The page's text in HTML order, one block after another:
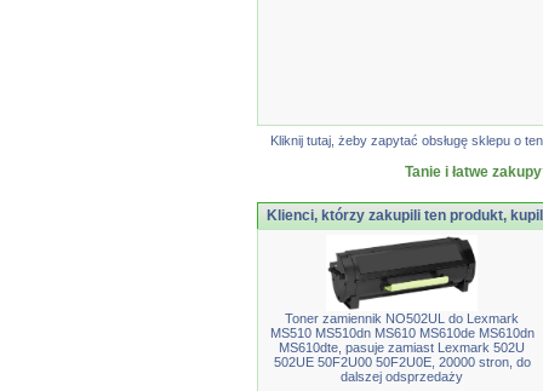
Kliknij tutaj, żeby zapytać obsługę sklepu o
Tanie i łatwe
Klienci, którzy zakupili ten produkt,
Toner zamiennik NO502UL do Lexmark
MS510 MS510dn MS610 MS610de MS610dn
MS610dte, pasuje zamiast Lexmark 502U
502UE 50F2U00 50F2U0E, 20000 stron, do
dalszej odsprzedaży